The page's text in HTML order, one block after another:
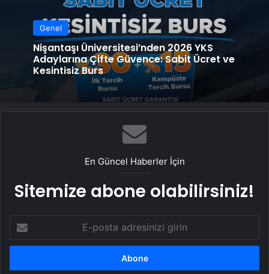
Genel
Nişantaşı Üniversitesi’nden 2026 YKS
Adaylarına Çifte Güvence: Sabit Ücret ve
Kesintisiz Burs
En Güncel Haberler İçin
Sitemize abone olabilirsiniz!
posta
adresinizi